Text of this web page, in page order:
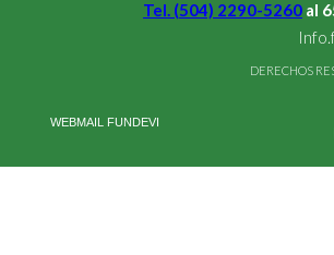
Tel. (504) 2290-5260 al
DERECHOS
WEBMAIL FUNDEVI